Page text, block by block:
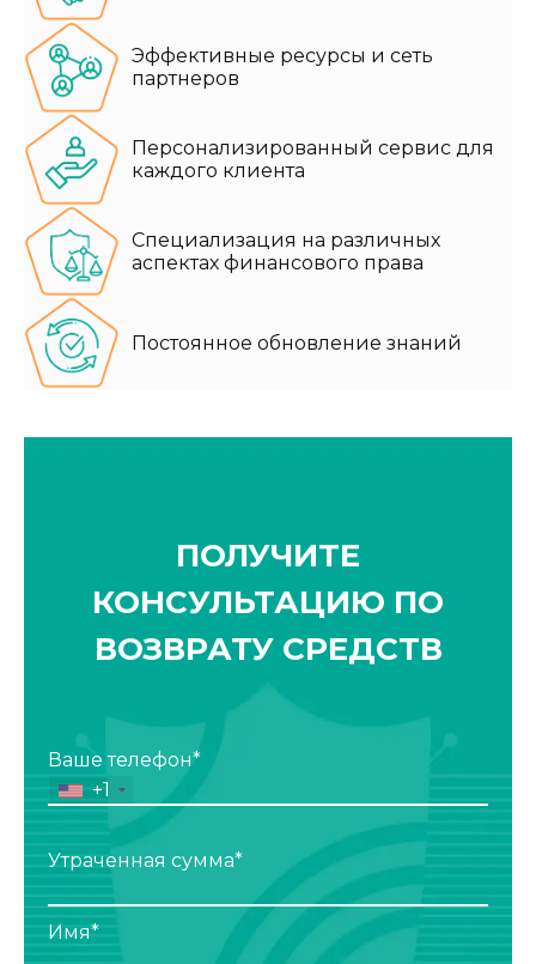
Эффективные ресурсы и сеть
партнеров
Персонализированный сервис для
каждого клиента
Специализация на различных
аспектах финансового права
Постоянное обновление знаний
ПОЛУЧИТЕ
КОНСУЛЬТАЦИЮ ПО
ВОЗВРАТУ СРЕДСТВ
Ваше телефон*
+1
Утраченная сумма*
Имя*